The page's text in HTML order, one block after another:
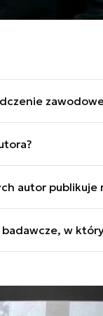
WAT;
autor publikuje
w